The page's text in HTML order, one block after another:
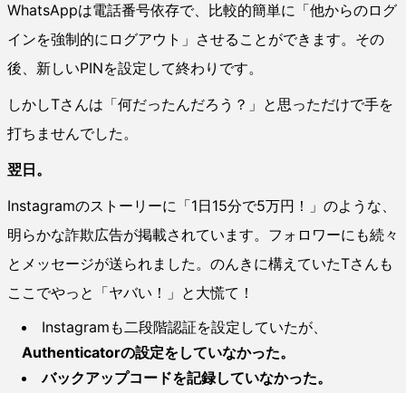
WhatsAppは電話番号依存で、比較的簡単に「他からのログ
インを強制的にログアウト」させることができます。その
後、新しいPINを設定して終わりです。
しかしTさんは「何だったんだろう？」と思っただけで手を
打ちませんでした。
翌日。
Instagramのストーリーに「1日15分で5万円！」のような、
明らかな詐欺広告が掲載されています。フォロワーにも続々
とメッセージが送られました。のんきに構えていたTさんも
ここでやっと「ヤバい！」と大慌て！
Instagramも二段階認証を設定していたが、
Authenticatorの設定をしていなかった。
バックアップコードを記録していなかった。